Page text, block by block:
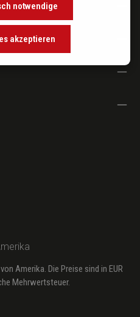
Amerika. Die Preise sind in EUR
Mehrwertsteuer.
notwendige
akzeptieren